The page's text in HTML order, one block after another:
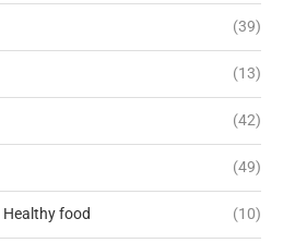
(39)
(13)
(42)
(49)
food (10)